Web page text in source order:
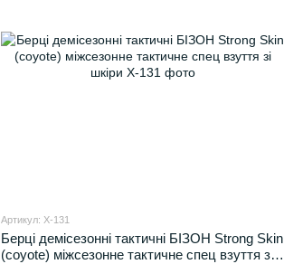
Артикул: X-131
Берці демісезонні тактичні БІЗОН Strong Skin
(coyote) міжсезонне тактичне спец взуття зі